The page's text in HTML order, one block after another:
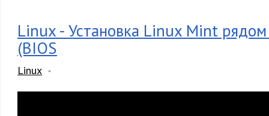
Linux - Установка Linux Mint
(BIOS
Linux